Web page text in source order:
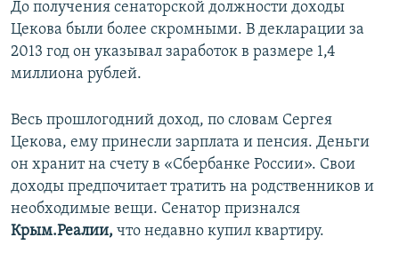
До получения сенаторской должности доходы
Цекова были более скромными. В декларации за
2013 год он указывал заработок в размере 1,4
миллиона рублей.
Весь прошлогодний доход, по словам Сергея
Цекова, ему принесли зарплата и пенсия. Деньги
он хранит на счету в «Сбербанке России». Свои
доходы предпочитает тратить на родственников и
необходимые вещи. Сенатор признался
Крым.Реалии, что недавно купил квартиру.